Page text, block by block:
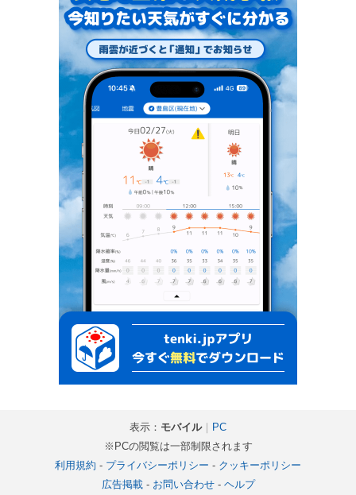
表示： モバイル｜ PC
※PCの閲覧は一部制限されます
利用規約 - プライバシーポリシー - クッキーポリシー
広告掲載- お問い合わせ- ヘルプ